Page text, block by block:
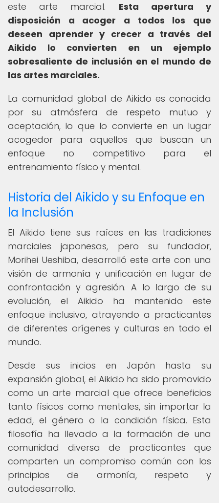
este arte marcial. Esta apertura y
disposición a acoger a todos los que
deseen aprender y crecer a través del
Aikido lo convierten en un ejemplo
sobresaliente de inclusión en el mundo de
las artes marciales.
La comunidad global de Aikido es conocida
por su atmósfera de respeto mutuo y
aceptación, lo que lo convierte en un lugar
acogedor para aquellos que buscan un
enfoque no competitivo para el
entrenamiento físico y mental.
Historia del Aikido y su Enfoque en
la Inclusión
El Aikido tiene sus raíces en las tradiciones
marciales japonesas, pero su fundador,
Morihei Ueshiba, desarrolló este arte con una
visión de armonía y unificación en lugar de
confrontación y agresión. A lo largo de su
evolución, el Aikido ha mantenido este
enfoque inclusivo, atrayendo a practicantes
de diferentes orígenes y culturas en todo el
mundo.
Desde sus inicios en Japón hasta su
expansión global, el Aikido ha sido promovido
como un arte marcial que ofrece beneficios
tanto físicos como mentales, sin importar la
edad, el género o la condición física. Esta
filosofía ha llevado a la formación de una
comunidad diversa de practicantes que
comparten un compromiso común con los
principios de armonía, respeto y
autodesarrollo.